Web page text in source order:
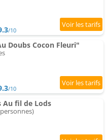
/10
Doubs Cocon Fleuri"
/10
Au fil de Lods